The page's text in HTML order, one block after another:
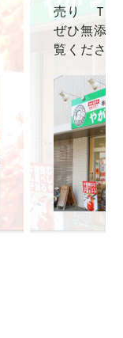
売り ＴＥ
ぜひ無添
覧くださ